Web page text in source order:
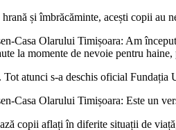
și îmbrăcăminte, acești copii au
Casa Olarului Timișoara: Am
la momente de nevoie pentru
Tot atunci s-a deschis oficial
Casa Olarului Timișoara: Este un
copii aflați în diferite situații de